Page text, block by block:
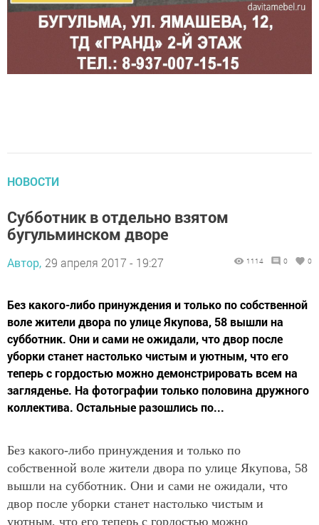
НОВОСТИ
Субботник в отдельно взятом
бугульминском дворе
Автор, 29 апреля 2017 - 19:27 1114 0 0
Без какого-либо принуждения и только по собственной
воле жители двора по улице Якупова, 58 вышли на
субботник. Они и сами не ожидали, что двор после
уборки станет настолько чистым и уютным, что его
теперь с гордостью можно демонстрировать всем на
загляденье. На фотографии только половина дружного
коллектива. Остальные разошлись по...
Без какого-либо принуждения и только по
собственной воле жители двора по улице Якупова, 58
вышли на субботник. Они и сами не ожидали, что
двор после уборки станет настолько чистым и
уютным, что его теперь с гордостью можно